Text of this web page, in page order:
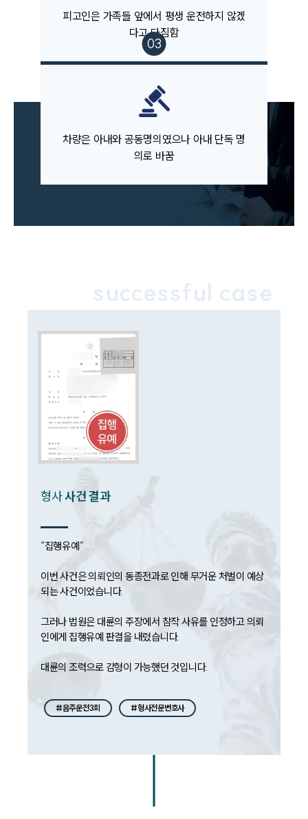
언론보도
공지사항
법률 블로그
법률서식
뉴스레터/브로슈어
대륜법률상담예약
대륜법률상담예약
피고인은 가족들 앞에서 평생 운전하지 않겠
다고 다짐함
차량은 아내와 공동명의였으나 아내 단독 명
의로 바꿈
successful case
형사사건 결과
“집행유예”
이번 사건은 의뢰인의 동종전과로 인해 무거운 처벌이 예상
되는 사건이었습니다.
그러나 법원은 대륜의 주장에서 참작 사유를 인정하고 의뢰
인에게 집행유예 판결을 내렸습니다.
대륜의 조력으로 감형이 가능했던 것입니다.
#음주운전3회 #형사전문변호사